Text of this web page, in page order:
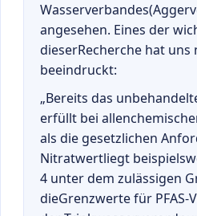
angesehen. Eines der
dieserRecherche hat uns
beeindruckt:
„Bereits das
erfüllt bei
als die gesetzlichen
Nitratwertliegt
4 unter dem zulässigen
dieGrenzwerte für PFAS-